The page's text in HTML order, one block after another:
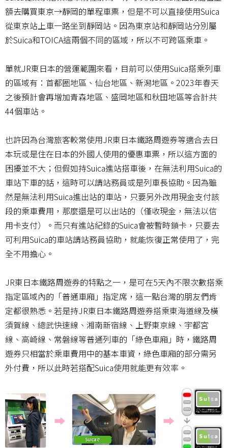
額去購買東京→靜岡的單程車票，但是不可以直接使用Suica
從東京站上車一路坐到靜岡站。因為東京站和靜岡站分別屬
於Suica和TOICA這兩個不同的區域，所以不可跨區乘車。
單就JR東日本的營運範圍來看，目前可以使用Suica搭乘列車
的區域有：首都圈地區、仙台地區、新潟地區。2023年春天
之後預計會再增加青森地區、盛岡地區和秋田地區等合計共
44個車站。
也許因為台灣旅客較常使用JR東日本鐵路周遊券等適合去日
本玩或是住在日本的外國人使用的優惠車票，所以這方面的
困擾並不大；但假如持Suica進站搭車後，在無法利用Suica的
車站下車的話，這時可以請站務員或是列車長協助。因為雖
然是無法利用Suica進出站的車站，只要另外改用現金支付該
段的乘車費用，那麼還是可以出站的（僅收現金，無法以信
用卡支付）。而只有進站紀錄的Suica會被暫時鎖卡，只要去
可利用Suica的車站請站務員協助，就能恢復正常使用了，完
全不用擔心。
JR東日本鐵路周遊券的特點之一，是可在5天內不限次數搭乘
指定區域內的「普通車廂」指定席，這一點台灣的朋友們肯
定都很熟悉。若是持JR東日本鐵路周遊券搭乘東海道線及橫
須賀線、總武快速線、湘南新宿線、上野東京線、宇都宮
線、高崎線、常磐線等普通列車的「綠色車廂」時，鐵路周
遊券只相當於乘車費用中的基本車資，綠色車廂的部分需另
外付費，所以此時若搭配Suica使用就能更有效率。